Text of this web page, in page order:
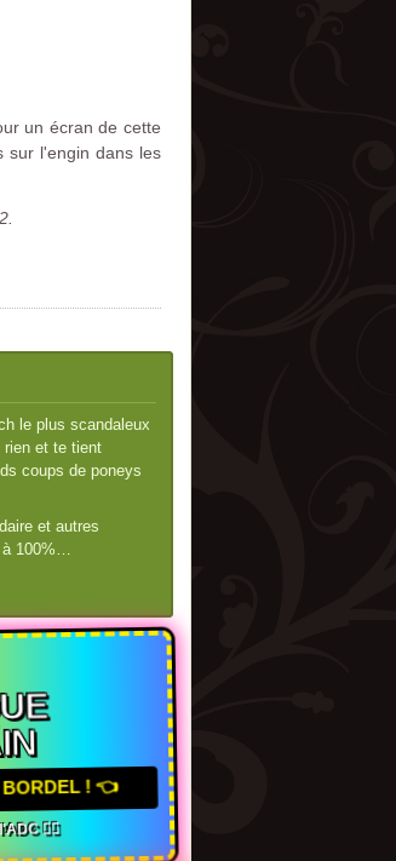
un écran de cette
sur l'engin dans les
le plus scandaleux
rien et te tient
coups de poneys
et autres
à 100%…
! 👈
🏴‍☠️